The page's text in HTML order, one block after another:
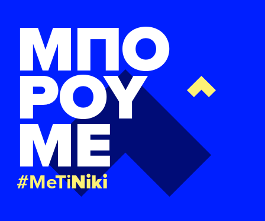
ΜΠΟ
ΡΟΥ
ΜΕ
#MeTiNiki